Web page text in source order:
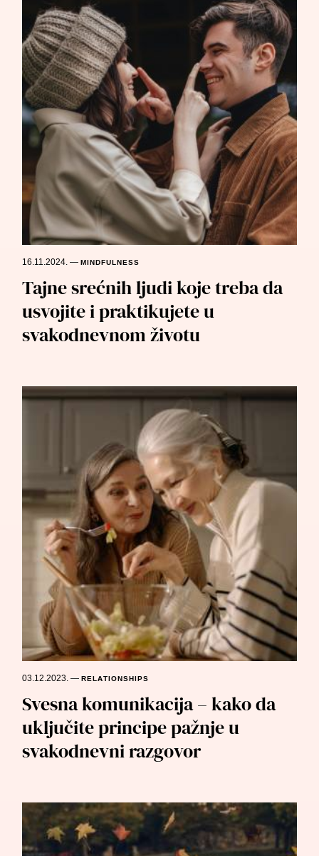
16.11.2024.—MINDFULNESS
Tajne srećnih ljudi koje treba da
usvojite i praktikujete u
svakodnevnom životu
03.12.2023.—RELATIONSHIPS
Svesna komunikacija – kako da
uključite principe pažnje u
svakodnevni razgovor